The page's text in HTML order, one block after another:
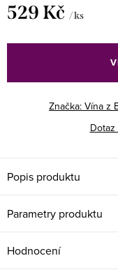
529 Kč / ks
cena:
Značka: Vína z
Popis produktu
Parametry produktu
Hodnocení